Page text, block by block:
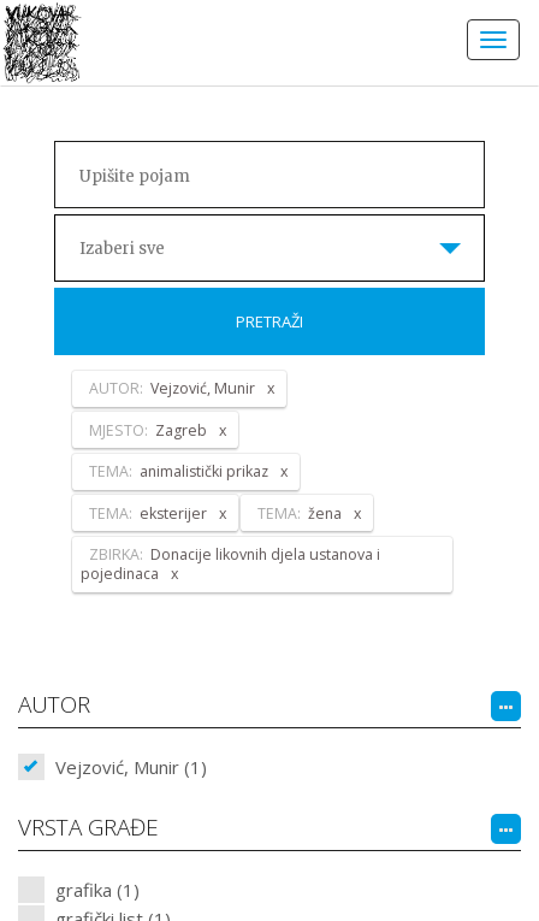
Izaberi sve
PRETRAŽI
AUTOR: Vejzović, Munir
MJESTO: Zagreb
TEMA: animalistički prikaz
TEMA: eksterijer TEMA: žena
ZBIRKA: Donacije likovnih djela ustanova i
pojedinaca
AUTOR
Vejzović, Munir (1)
VRSTA GRAĐE
grafika (1)